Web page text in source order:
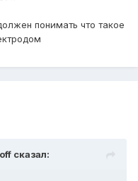
понимать что такое
сказал: